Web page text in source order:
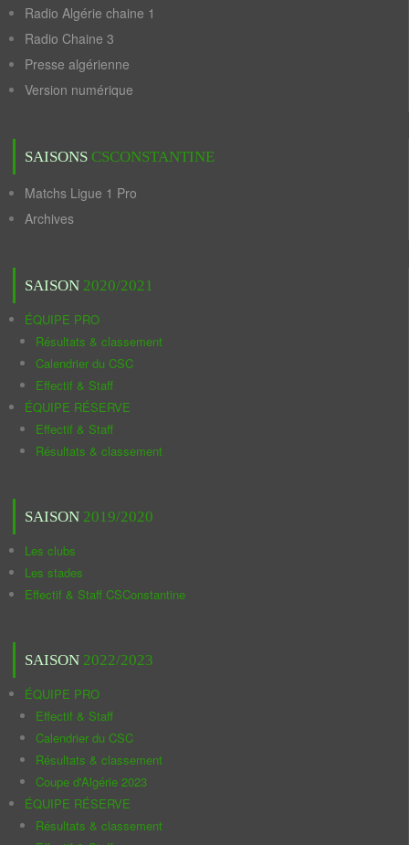
Radio Algérie chaine 1
Radio Chaine 3
Presse algérienne
Version numérique
SAISONS CSCONSTANTINE
Matchs Ligue 1 Pro
Archives
SAISON 2020/2021
ÉQUIPE PRO
Résultats & classement
Calendrier du CSC
Effectif & Staff
ÉQUIPE RÉSERVE
Effectif & Staff
Résultats & classement
SAISON 2019/2020
Les clubs
Les stades
Effectif & Staff CSConstantine
SAISON 2022/2023
ÉQUIPE PRO
Effectif & Staff
Calendrier du CSC
Résultats & classement
Coupe d'Algérie 2023
ÉQUIPE RÉSERVE
Résultats & classement